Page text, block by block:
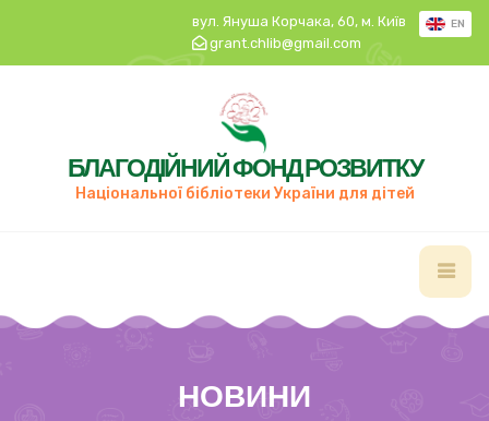
вул. Януша Корчака, 60, м. Київ
grant.chlib@gmail.com
EN
БЛАГОДІЙНИЙ ФОНД РОЗВИТКУ
Національної бібліотеки України для дітей
НОВИНИ